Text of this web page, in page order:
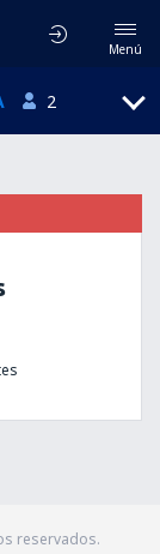
Menú
2
reservados.